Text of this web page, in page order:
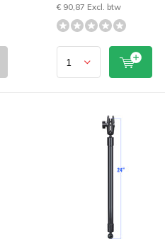
€ 90,87 Excl. btw